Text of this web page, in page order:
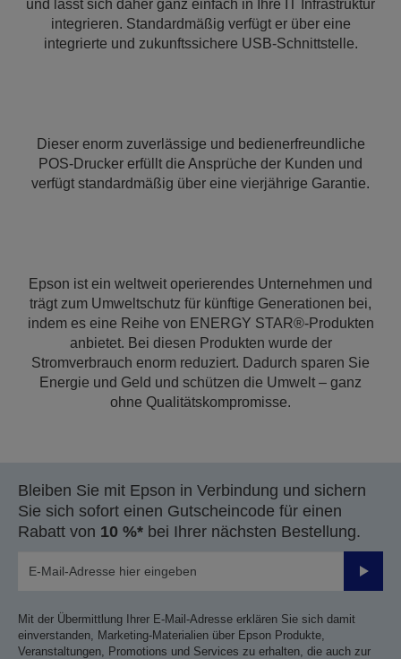
und lässt sich daher ganz einfach in Ihre IT Infrastruktur
integrieren. Standardmäßig verfügt er über eine
integrierte und zukunftssichere USB-Schnittstelle.
Dieser enorm zuverlässige und bedienerfreundliche
POS-Drucker erfüllt die Ansprüche der Kunden und
verfügt standardmäßig über eine vierjährige Garantie.
Epson ist ein weltweit operierendes Unternehmen und
trägt zum Umweltschutz für künftige Generationen bei,
indem es eine Reihe von ENERGY STAR®-Produkten
anbietet. Bei diesen Produkten wurde der
Stromverbrauch enorm reduziert. Dadurch sparen Sie
Energie und Geld und schützen die Umwelt – ganz
ohne Qualitätskompromisse.
Bleiben Sie mit Epson in Verbindung und sichern
Sie sich sofort einen Gutscheincode für einen
Rabatt von 10 %* bei Ihrer nächsten Bestellung.
Mit der Übermittlung Ihrer E-Mail-Adresse erklären Sie sich damit
einverstanden, Marketing-Materialien über Epson Produkte,
Veranstaltungen, Promotions und Services zu erhalten, die auch zur